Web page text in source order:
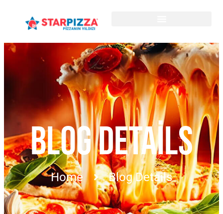
BLOG DETAILS
Home Blog Details